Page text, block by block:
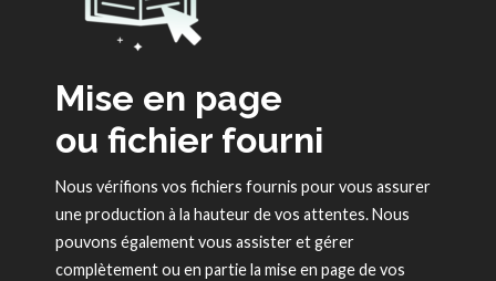
Mise en page
ou fichier fourni
Nous vérifions vos fichiers fournis pour vous assurer
une production à la hauteur de vos attentes. Nous
pouvons également vous assister et gérer
complètement ou en partie la mise en page de vos